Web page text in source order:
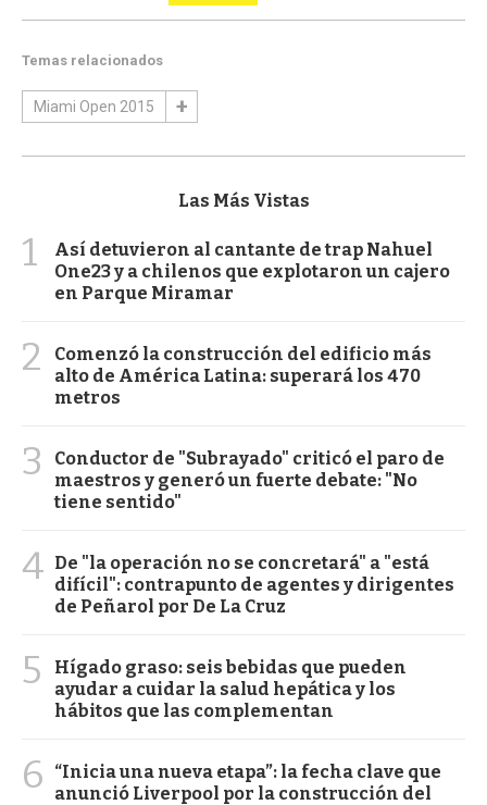
Temas relacionados
Miami Open 2015
Las Más Vistas
1
Así detuvieron al cantante de trap Nahuel
One23 y a chilenos que explotaron un cajero
en Parque Miramar
2
Comenzó la construcción del edificio más
alto de América Latina: superará los 470
metros
3
Conductor de "Subrayado" criticó el paro de
maestros y generó un fuerte debate: "No
tiene sentido"
4 De "la operación no se concretará" a "está
difícil": contrapunto de agentes y dirigentes
de Peñarol por De La Cruz
5
Hígado graso: seis bebidas que pueden
ayudar a cuidar la salud hepática y los
hábitos que las complementan
6
“Inicia una nueva etapa”: la fecha clave que
anunció Liverpool por la construcción del